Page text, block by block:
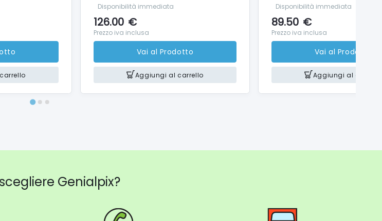
Disponibilità immediata
126.00 €
Prezzo iva inclusa
Vai al Prodotto
Aggiungi al carrello
Disponibilità immediata
89.50 €
Prezzo iva inclusa
Vai al Prodotto
Aggiungi al carrello
Genialpix?